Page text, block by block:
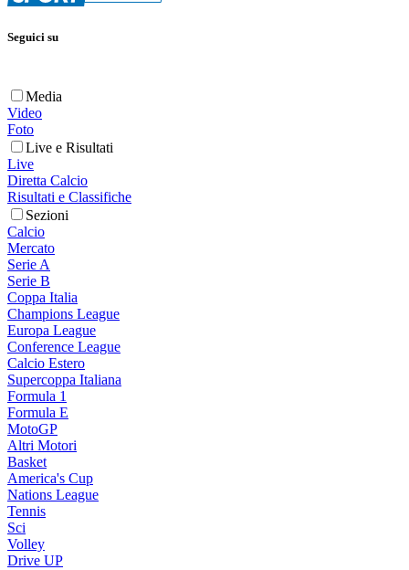
Seguici su
Media
Video
Foto
Live e Risultati
Live
Diretta Calcio
Risultati e Classifiche
Sezioni
Calcio
Mercato
Serie A
Serie B
Coppa Italia
Champions League
Europa League
Conference League
Calcio Estero
Supercoppa Italiana
Formula 1
Formula E
MotoGP
Altri Motori
Basket
America's Cup
Nations League
Tennis
Sci
Volley
Drive UP